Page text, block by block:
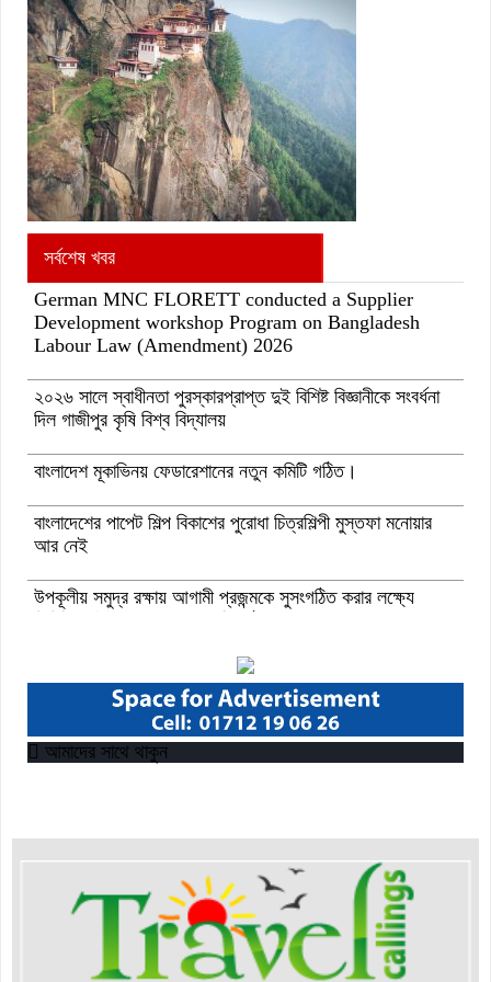
সর্বশেষ খবর
German MNC FLORETT conducted a Supplier
Development workshop Program on Bangladesh
Labour Law (Amendment) 2026
২০২৬ সালে স্বাধীনতা পুরস্কারপ্রাপ্ত দুই বিশিষ্ট বিজ্ঞানীকে সংবর্ধনা
দিল গাজীপুর কৃষি বিশ্ব বিদ্যালয়
বাংলাদেশ মূকাভিনয় ফেডারেশানের নতুন কমিটি গঠিত।
বাংলাদেশের পাপেট শিল্প বিকাশের পুরোধা চিত্রশিল্পী মুস্তফা মনোয়ার
আর নেই
উপকূলীয় সমুদ্র রক্ষায় আগামী প্রজন্মকে সুসংগঠিত করার লক্ষ্যে
“বাংলাদেশ ইনস্টিটিউট অব ট্যুরিজম অ্যান্ড হসপিটালিটি” তে ৬ মাস
মেয়াদী চারটি সার্টিফিকেট কোর্সে ভর্তি শুরু হয়েছে।
আমাদের সাথে থাকুন